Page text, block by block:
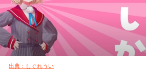
出典：しぐれうい